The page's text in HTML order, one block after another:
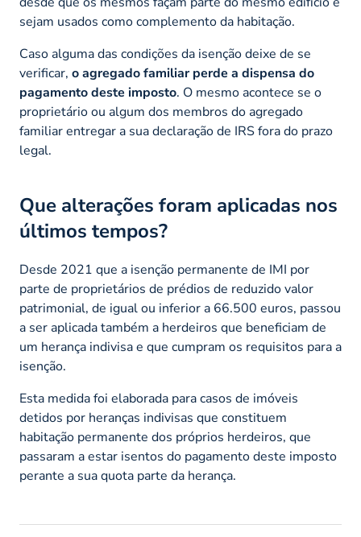
sejam usados como complemento da habitação.
Caso alguma das condições da isenção deixe de se
verificar, o agregado familiar perde a dispensa do
pagamento deste imposto. O mesmo acontece se o
proprietário ou algum dos membros do agregado
familiar entregar a sua declaração de IRS fora do prazo
legal.
Que alterações foram aplicadas nos
últimos tempos?
Desde 2021 que a isenção permanente de IMI por
parte de proprietários de prédios de reduzido valor
patrimonial, de igual ou inferior a 66.500 euros, passou
a ser aplicada também a herdeiros que beneficiam de
um herança indivisa e que cumpram os requisitos para a
isenção.
Esta medida foi elaborada para casos de imóveis
detidos por heranças indivisas que constituem
habitação permanente dos próprios herdeiros, que
passaram a estar isentos do pagamento deste imposto
perante a sua quota parte da herança.